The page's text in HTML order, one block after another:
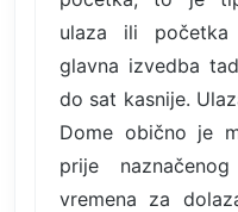
ulaza ili početka
glavna izvedba
do sat kasnije.
Dome obično je
prije
vremena za